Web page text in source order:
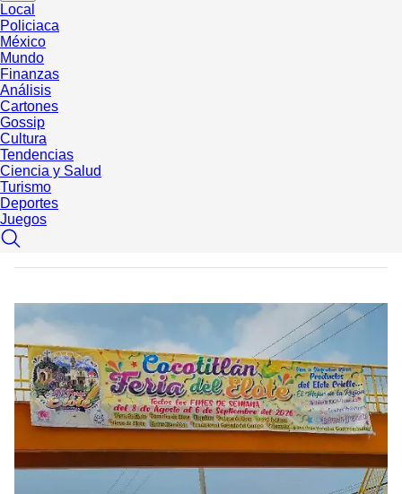
Local
Policiaca
México
Mundo
Finanzas
Análisis
Cartones
Gossip
Cultura
Tendencias
Ciencia y Salud
Turismo
Deportes
Juegos